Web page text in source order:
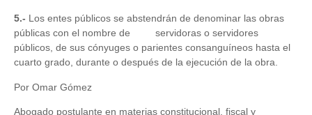
5.- Los entes públicos se abstendrán de denominar las obras
públicas con el nombre de servidoras o servidores
públicos, de sus cónyuges o parientes consanguíneos hasta el
cuarto grado, durante o después de la ejecución de la obra.
Por Omar Gómez
Abogado postulante en materias constitucional, fiscal y